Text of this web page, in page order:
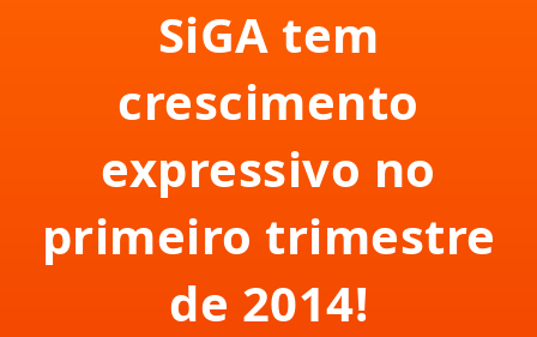
SiGA tem
crescimento
expressivo no
primeiro trimestre
de 2014!